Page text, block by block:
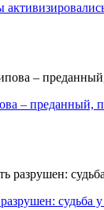
– преданный,
судьба у